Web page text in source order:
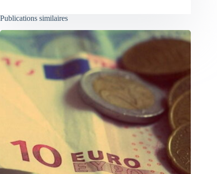
Publications similaires